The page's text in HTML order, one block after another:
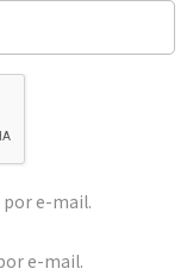
e-mail.
e-mail.